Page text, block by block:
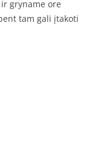
gryname ore
tam gali įtakoti